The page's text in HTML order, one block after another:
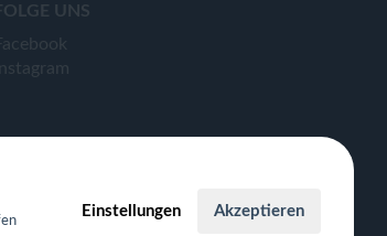
UNS
Einstellungen Akzeptieren